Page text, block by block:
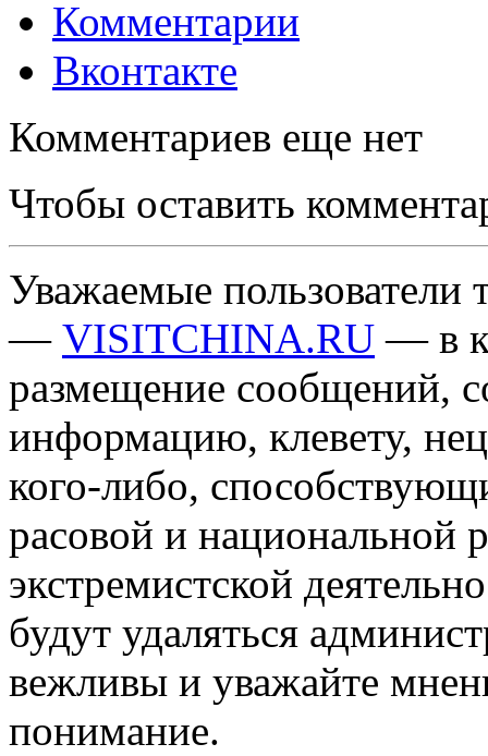
Комментарии
Вконтакте
Комментариев еще нет
Чтобы оставить
Уважаемые пользователи
— VISITCHINA.RU — в
размещение сообщений,
информацию, клевету,
кого-либо,
расовой и национальной
экстремистской
будут удаляться
вежливы и уважайте
понимание.